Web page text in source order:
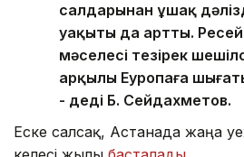
салдарынан ұшақ
уақыты да артты.
мәселесі тезірек
арқылы Еуропаға
- деді Б. Сейдахметов.
Еске салсақ, Астанада жаңа